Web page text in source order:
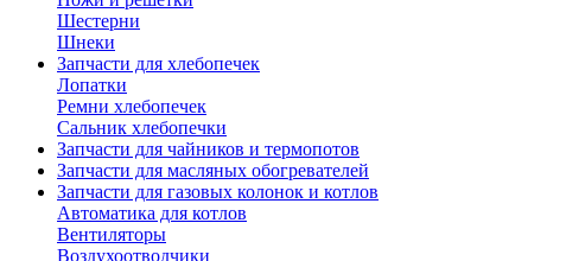
Шестерни
Шнеки
Запчасти для хлебопечек
Лопатки
Ремни хлебопечек
Сальник хлебопечки
Запчасти для чайников и термопотов
Запчасти для масляных обогревателей
Запчасти для газовых колонок и котлов
Автоматика для котлов
Вентиляторы
Воздухоотводчики